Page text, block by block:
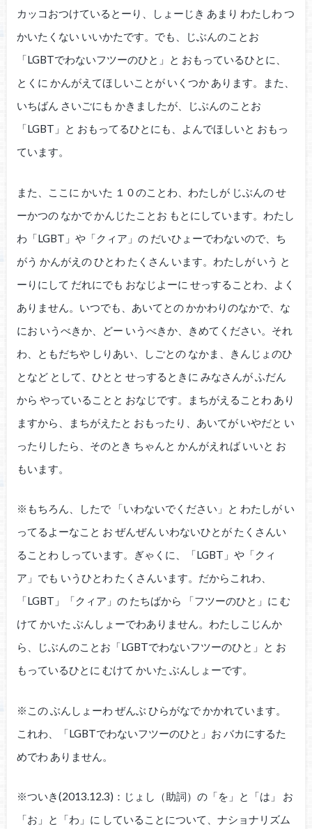
カッコおつけているとーり、しょーじき あまり わたしわ つ
かいたくない いいかたです。でも、じぶんのことお
「LGBTでわないフツーのひと」と おもっているひとに、
とくに かんがえてほしいことが いくつか あります。また、
いちばん さいごにも かきましたが、じぶんのことお
「LGBT」と おもってるひとにも、よんでほしいと おもっ
ています。
また、ここに かいた １０のことわ、わたしが じぶんの せ
ーかつの なかで かんじたことお もとにしています。わたし
わ「LGBT」や「クィア」の だいひょーでわないので、ち
がう かんがえの ひとわ たくさん います。わたしが いう と
ーりにして だれにでも おなじよーに せっすることわ、よく
ありません。いつでも、あいてとの かかわりのなかで、な
にお いうべきか、どー いうべきか、きめてください。それ
わ、ともだちや しりあい、しごとの なかま、きんじょのひ
となど として、ひとと せっするときに みなさんが ふだん
から やっていることと おなじです。まちがえることわ あり
ますから、まちがえたと おもったり、あいてが いやだと い
ったりしたら、そのとき ちゃんと かんがえれば いいと お
もいます。
※もちろん、したで 「いわないでください」と わたしが い
ってるよーなこと お ぜんぜん いわないひとが たくさんい
ることわ しっています。ぎゃくに、「LGBT」や「クィ
ア」でも いうひとわ たくさんいます。だからこれわ、
「LGBT」「クィア」の たちばから 「フツーのひと」に む
けて かいた ぶんしょーでわありません。わたしこじんか
ら、じぶんのことお「LGBTでわないフツーのひと」と お
もっているひとに むけて かいた ぶんしょーです。
※この ぶんしょーわ ぜんぶ ひらがなで かかれています。
これわ、「LGBTでわないフツーのひと」お バカにするた
めでわ ありません。
※ついき(2013.12.3)：じょし（助詞）の「を」と「は」 お
「お」と「わ」に していることについて、ナショナリズム